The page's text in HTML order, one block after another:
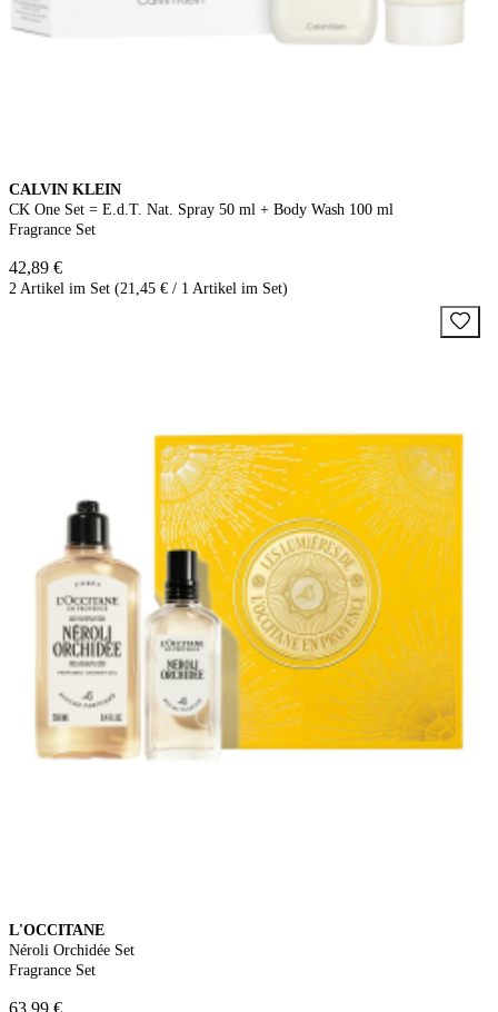
CALVIN KLEIN
CK One Set = E.d.T. Nat. Spray 50 ml + Body Wash 100 ml
Fragrance Set
42,89 €
2 Artikel im Set (21,45 € / 1 Artikel im Set)
L'OCCITANE
Néroli Orchidée Set
Fragrance Set